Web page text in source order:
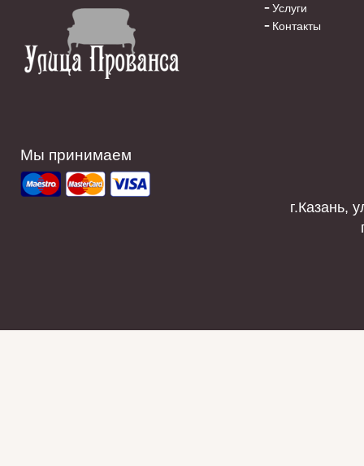
Услуги
Контакты
Мы принимаем
г.Казань,